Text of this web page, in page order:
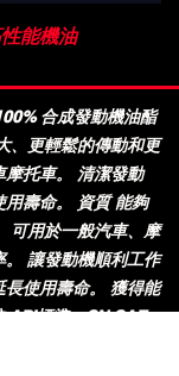
能機油
合成發動機油酯
、更輕鬆的傳動和更
摩托車。 清潔發動
壽命。 資質 能夠
可用於一般汽車、摩
。 讓發動機順利工作
長使用壽命。 獲得能
API標準：SN SAE